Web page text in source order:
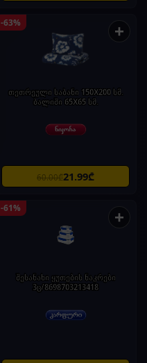
-63% +
თეთრეული საბანი 150X200 სმ.
ბალიში 65X65 სმ.
60.00₾21.99₾
-61% +
შესანახი ყუთების ნაკრები
3ც/8698703213418